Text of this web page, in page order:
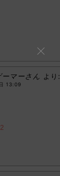
マーさん より:
13:09